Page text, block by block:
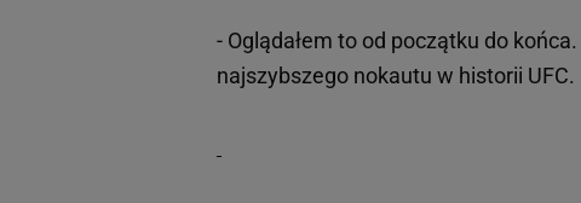
- Oglądałem to od początku do
najszybszego nokautu w historii UFC.